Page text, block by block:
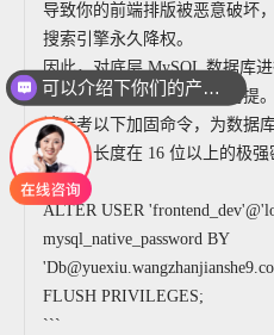
导致你的前端排版被恶意破坏
搜索引擎永久降权。
因此，对底层 MySQL 数据库
所有前端开发成果的核心前提。
请参考以下加固命令，为数据
名的、长度在 16 位以上的极强
```sql
ALTER USER
mysql_native_password BY
FLUSH PRIVILEGES;
```
可以介绍下你们的产品么